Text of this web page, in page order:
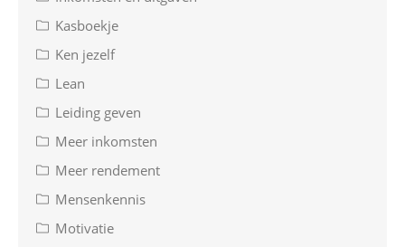
Kasboekje
Ken jezelf
Lean
Leiding geven
Meer inkomsten
Meer rendement
Mensenkennis
Motivatie